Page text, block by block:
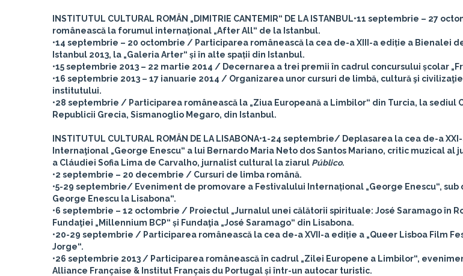
INSTITUTUL CULTURAL ROMÂN „DIMITRIE CANTEMIR“ DE LA ISTANBUL•11 septembrie – 27
românească la forumul internaţional „After All“ de la Istanbul.
•14 septembrie – 20 octombrie / Participarea românească la cea de-a XIII-a ediție a Bienalei
Istanbul 2013, la „Galeria Arter“ și în alte spații din Istanbul.
•15 septembrie 2013 – 22 martie 2014 / Decernarea a trei premii în cadrul concursului școlar
•16 septembrie 2013 – 17 ianuarie 2014 / Organizarea unor cursuri de limbă, cultură şi
institutului.
•28 septembrie / Participarea românească la „Ziua Europeană a Limbilor“ din Turcia, la sediul
Republicii Grecia, Sismanoglio Megaro, din Istanbul.
INSTITUTUL CULTURAL ROMÂN DE LA LISABONA•1-24 septembrie/ Deplasarea la cea de-a
Internaţional „George Enescu“ a lui Bernardo Maria Neto dos Santos Mariano, critic muzical al
a Cláudiei Sofia Lima de Carvalho, jurnalist cultural la ziarul Público.
•2 septembrie – 20 decembrie / Cursuri de limba română.
•5-29 septembrie/ Eveniment de promovare a Festivalului Internațional „George Enescu“, sub
George Enescu la Lisabona“.
•6 septembrie – 12 octombrie / Proiectul „Jurnalul unei călătorii spirituale: José Saramago în
Fundaţiei „Millennium BCP“ și Fundaţia „José Saramago“ din Lisabona.
•20-29 septembrie / Participarea românească la cea de-a XVII-a ediție a „Queer Lisboa Film
Jorge“.
•26 septembrie 2013 / Participarea românească în cadrul „Zilei Europene a Limbilor“,
Alliance Française & Institut Français du Portugal și într-un autocar turistic.